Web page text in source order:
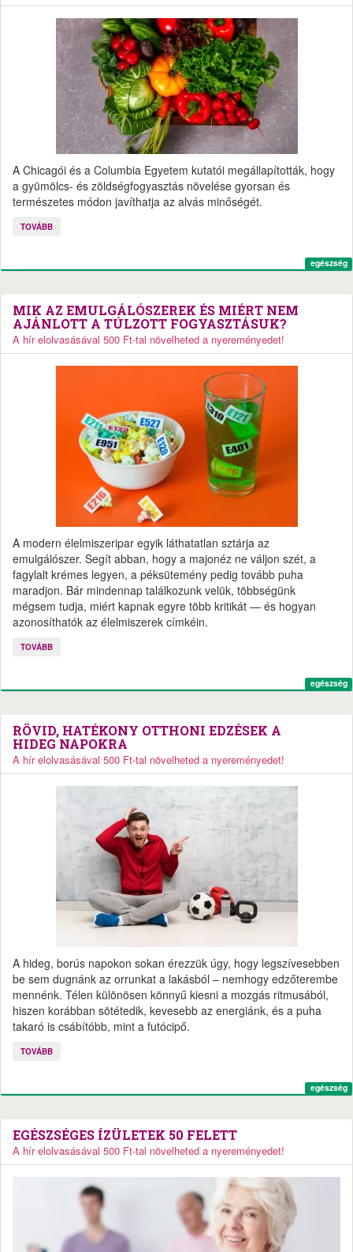
A Chicagói és a Columbia Egyetem kutatói megállapították, hogy
a gyümölcs- és zöldségfogyasztás növelése gyorsan és
természetes módon javíthatja az alvás minőségét.
TOVÁBB
egészség
MIK AZ EMULGÁLÓSZEREK ÉS MIÉRT NEM
AJÁNLOTT A TÚLZOTT FOGYASZTÁSUK?
A hír elolvasásával 500 Ft-tal növelheted a nyereményedet!
A modern élelmiszeripar egyik láthatatlan sztárja az
emulgálószer. Segít abban, hogy a majonéz ne váljon szét, a
fagylalt krémes legyen, a péksütemény pedig tovább puha
maradjon. Bár mindennap találkozunk velük, többségünk
mégsem tudja, miért kapnak egyre több kritikát — és hogyan
azonosíthatók az élelmiszerek címkéin.
TOVÁBB
egészség
RÖVID, HATÉKONY OTTHONI EDZÉSEK A
HIDEG NAPOKRA
A hír elolvasásával 500 Ft-tal növelheted a nyereményedet!
A hideg, borús napokon sokan érezzük úgy, hogy legszívesebben
be sem dugnánk az orrunkat a lakásból – nemhogy edzőterembe
mennénk. Télen különösen könnyű kiesni a mozgás ritmusából,
hiszen korábban sötétedik, kevesebb az energiánk, és a puha
takaró is csábítóbb, mint a futócipő.
TOVÁBB
egészség
EGÉSZSÉGES ÍZÜLETEK 50 FELETT
A hír elolvasásával 500 Ft-tal növelheted a nyereményedet!